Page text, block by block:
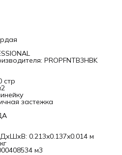
PROPFNTB3HBK
стр
застежка
0.213x0.137x0.014 м
м3